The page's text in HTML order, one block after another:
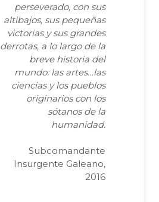
perseverado, con sus
altibajos, sus pequeñas
victorias y sus grandes
derrotas, a lo largo de la
breve historia del
mundo: las artes…las
ciencias y los pueblos
originarios con los
sótanos de la
humanidad.
Subcomandante
Insurgente Galeano,
2016